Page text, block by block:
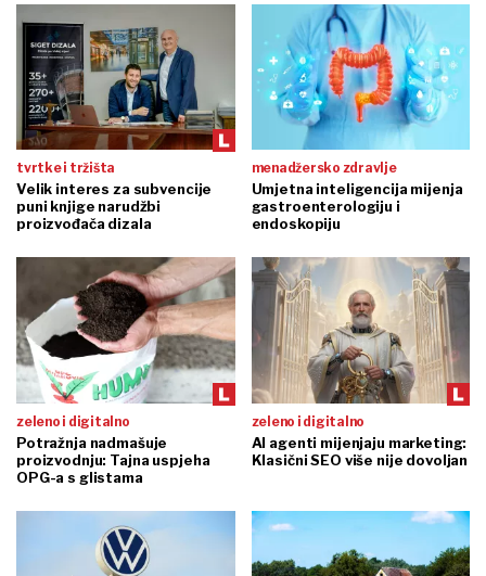
tvrtke i tržišta
Velik interes za subvencije
puni knjige narudžbi
proizvođača dizala
menadžersko zdravlje
Umjetna inteligencija mijenja
gastroenterologiju i
endoskopiju
zeleno i digitalno
Potražnja nadmašuje
proizvodnju: Tajna uspjeha
OPG-a s glistama
zeleno i digitalno
AI agenti mijenjaju marketing:
Klasični SEO više nije dovoljan